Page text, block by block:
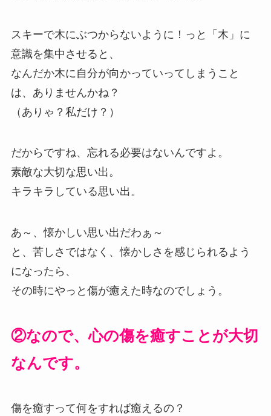
スキーで木にぶつからないように！っと「木」に
意識を集中させると、
なんだか木に自分が向かっていってしまうこと
は、ありませんかね？
（ありゃ？私だけ？）
だからですね、忘れる必要はないんですよ。
素敵な大切な思い出。
キラキラしている思い出。
あ～、懐かしい思い出だわぁ～
と、苦しさではなく、懐かしさを感じられるよう
になったら、
その時にやっと傷が癒えた時なのでしょう。
②なので、心の傷を癒すことが大切
なんです。
傷を癒すって何をすれば癒えるの？